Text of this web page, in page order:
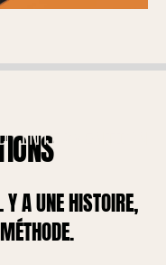
A UNE HISTOIRE,